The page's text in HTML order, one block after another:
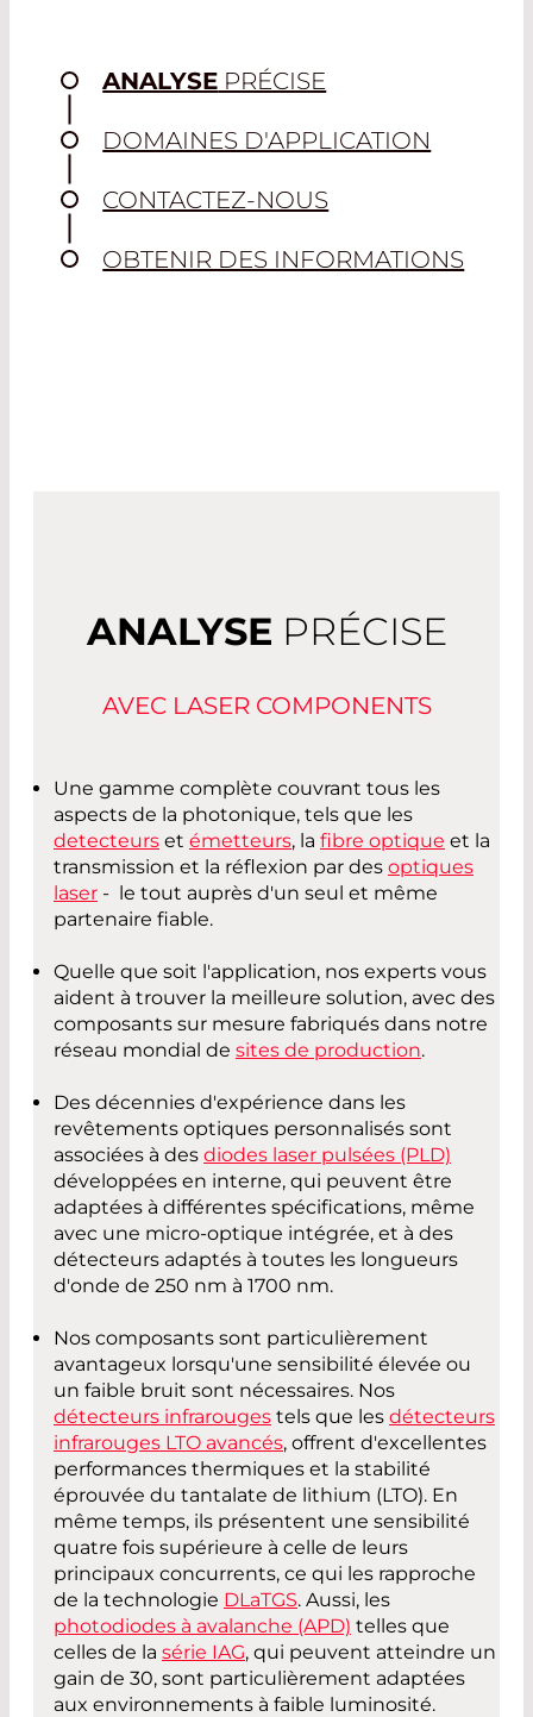
ANALYSE PRÉCISE
DOMAINES D'APPLICATION
CONTACTEZ-NOUS
OBTENIR DES INFORMATIONS
ANALYSE PRÉCISE
AVEC LASER COMPONENTS
Une gamme complète couvrant tous les
aspects de la photonique, tels que les
detecteurs et émetteurs, la fibre optique et la
transmission et la réflexion par des optiques
laser - le tout auprès d'un seul et même
partenaire fiable.
Quelle que soit l'application, nos experts vous
aident à trouver la meilleure solution, avec des
composants sur mesure fabriqués dans notre
réseau mondial de sites de production.
Des décennies d'expérience dans les
revêtements optiques personnalisés sont
associées à des diodes laser pulsées (PLD)
développées en interne, qui peuvent être
adaptées à différentes spécifications, même
avec une micro-optique intégrée, et à des
détecteurs adaptés à toutes les longueurs
d'onde de 250 nm à 1700 nm.
Nos composants sont particulièrement
avantageux lorsqu'une sensibilité élevée ou
un faible bruit sont nécessaires. Nos
détecteurs infrarouges tels que les détecteurs
infrarouges LTO avancés, offrent d'excellentes
performances thermiques et la stabilité
éprouvée du tantalate de lithium (LTO). En
même temps, ils présentent une sensibilité
quatre fois supérieure à celle de leurs
principaux concurrents, ce qui les rapproche
de la technologie DLaTGS. Aussi, les
photodiodes à avalanche (APD) telles que
celles de la série IAG, qui peuvent atteindre un
gain de 30, sont particulièrement adaptées
aux environnements à faible luminosité.